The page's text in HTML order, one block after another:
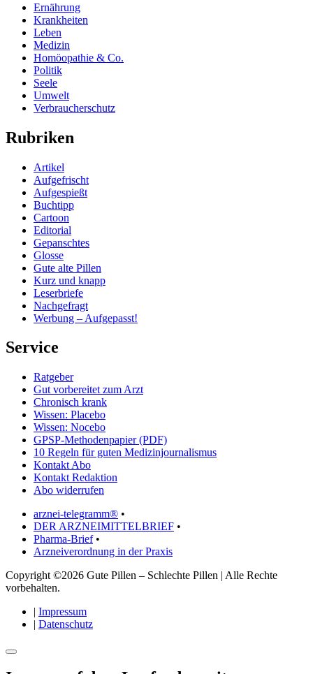
Ernährung
Krankheiten
Leben
Medizin
Homöopathie & Co.
Politik
Seele
Umwelt
Verbraucherschutz
Rubriken
Artikel
Aufgefrischt
Aufgespießt
Buchtipp
Cartoon
Editorial
Gepanschtes
Glosse
Gute alte Pillen
Kurz und knapp
Leserbriefe
Nachgefragt
Werbung – Aufgepasst!
Service
Ratgeber
Gut vorbereitet zum Arzt
Chronisch krank
Wissen: Placebo
Wissen: Nocebo
GPSP-Methodenpapier (PDF)
10 Regeln für guten Medizinjournalismus
Kontakt Abo
Kontakt Redaktion
Abo widerrufen
arznei-telegramm® •
DER ARZNEIMITTELBRIEF •
Pharma-Brief•
Arzneiverordnung in der Praxis
Copyright ©2026 Gute Pillen – Schlechte Pillen | Alle Rechte
vorbehalten.
| Impressum
| Datenschutz